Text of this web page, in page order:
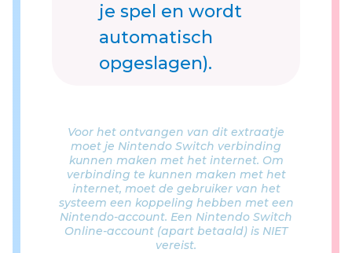
je spel en wordt
automatisch
opgeslagen).
Voor het ontvangen van dit extraatje
moet je Nintendo Switch verbinding
kunnen maken met het internet. Om
verbinding te kunnen maken met het
internet, moet de gebruiker van het
systeem een koppeling hebben met een
Nintendo-account. Een Nintendo Switch
Online-account (apart betaald) is NIET
vereist.